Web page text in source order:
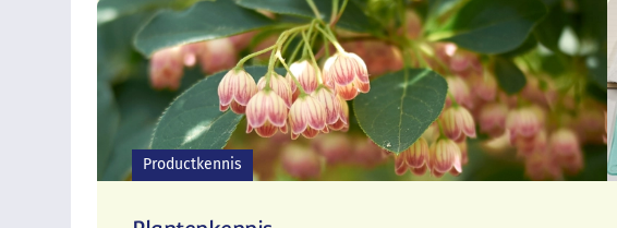
Productkennis